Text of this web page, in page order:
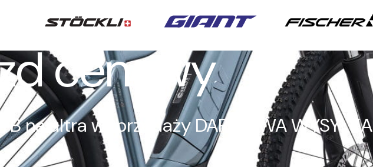
cenowy
na ultra wyprzedaży DARMOWA WYSYŁKA